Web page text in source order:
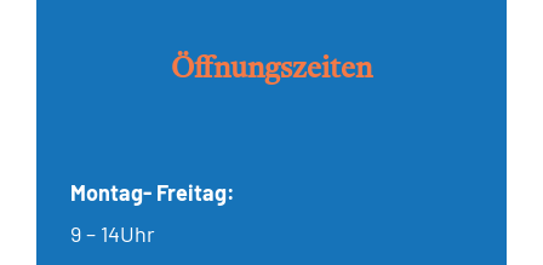
Öffnungszeiten
Montag- Freitag:
9 – 14Uhr